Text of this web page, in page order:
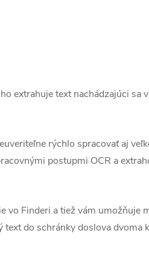
extrahuje text nachádzajúci sa
rýchlo spracovať aj
postupmi OCR a
vo Finderi a tiež vám umožňuje
do schránky doslova dvoma